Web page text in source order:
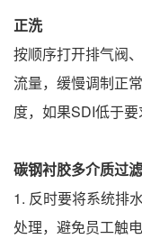
正洗
按顺序打开排气阀
流量，缓慢调制正
度，如果SDI低于要
碳钢衬胶多介质过
1. 反时要将系统排
处理，避免员工触电